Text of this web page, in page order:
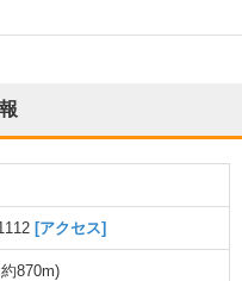
[アクセス]
870m)